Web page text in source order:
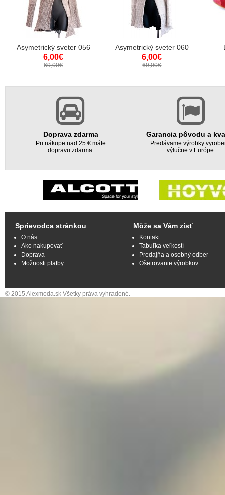
Asymetrický sveter 056
6,00€
69,00€
Asymetrický sveter 060
6,00€
69,00€
Doprava zdarma
Pri nákupe nad 25 € máte
dopravu zdarma.
Garancia pôvodu a
Predávame výrobky
výlučne v Európe.
Sprievodca stránkou
O nás
Ako nakupovať
Doprava
Možnosti platby
Môže sa Vám zísť
Kontakt
Tabuľka veľkostí
Predajňa a osobný odber
Ošetrovanie výrobkov
© 2015 Alexmoda.sk Všetky práva vyhradené.